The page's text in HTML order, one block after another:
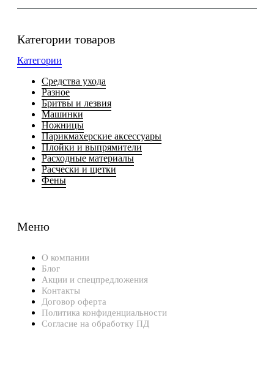
Категории товаров
Категории
Средства ухода
Разное
Бритвы и лезвия
Машинки
Ножницы
Парикмахерские аксессуары
Плойки и выпрямители
Расходные материалы
Расчески и щетки
Фены
Меню
О компании
Блог
Акции и спецпредложения
Контакты
Договор оферта
Политика конфиденциальности
Согласие на обработку ПД